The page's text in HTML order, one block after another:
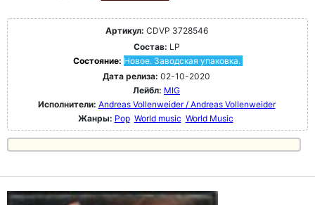
Артикул: CDVP 3728546
Состав: LP
Состояние: Новое. Заводская упаковка.
Дата релиза: 02-10-2020
Лейбл: MIG
Исполнители: Andreas Vollenweider / Andreas Vollenweider
Жанры: Pop World music World Music